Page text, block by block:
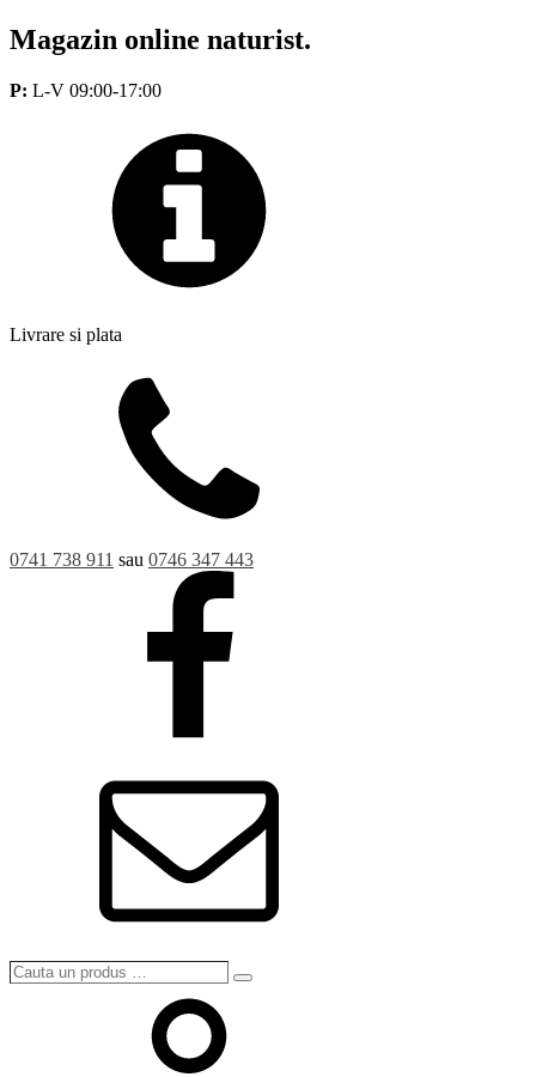
Magazin online naturist.
P: L-V 09:00-17:00
Livrare si plata
0741 738 911 sau 0746 347 443
Cauta
Search